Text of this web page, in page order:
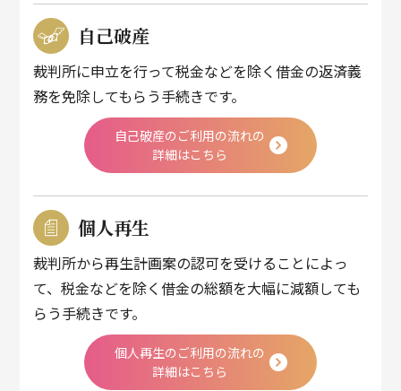
自己破産
裁判所に申立を行って税金などを除く借金の返済義
務を免除してもらう手続きです。
自己破産のご利用の流れの
詳細はこちら
個人再生
裁判所から再生計画案の認可を受けることによっ
て、税金などを除く借金の総額を大幅に減額しても
らう手続きです。
個人再生のご利用の流れの
詳細はこちら